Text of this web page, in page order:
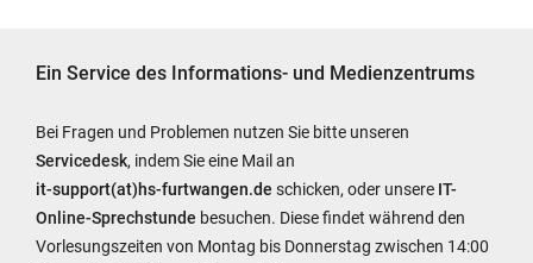
Ein Service des Informations- und Medienzentrums
Bei Fragen und Problemen nutzen Sie bitte unseren
Servicedesk, indem Sie eine Mail an
it-support(at)hs-furtwangen.de schicken, oder unsere IT-
Online-Sprechstunde besuchen. Diese findet während den
Vorlesungszeiten von Montag bis Donnerstag zwischen 14:00